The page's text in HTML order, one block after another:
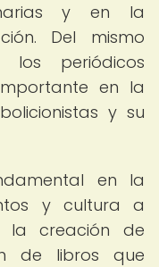
y en la
Del mismo
periódicos
en la
y su
en la
y cultura a
la creación de
de libros que